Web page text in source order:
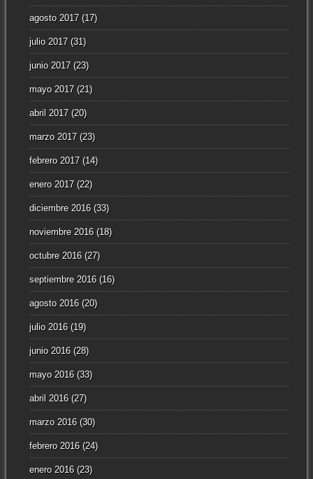
agosto 2017(17)
julio 2017(31)
junio 2017(23)
mayo 2017(21)
abril 2017(20)
marzo 2017(23)
febrero 2017(14)
enero 2017(22)
diciembre 2016(33)
noviembre 2016(18)
octubre 2016(27)
septiembre 2016(16)
agosto 2016(20)
julio 2016(19)
junio 2016(28)
mayo 2016(33)
abril 2016(27)
marzo 2016(30)
febrero 2016(24)
enero 2016(23)